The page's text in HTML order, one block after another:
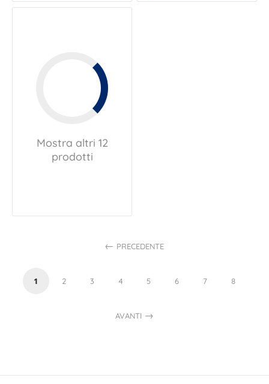
Mostra altri 12
prodotti
PRECEDENTE
1 2 3 4 5 6 7 8
AVANTI